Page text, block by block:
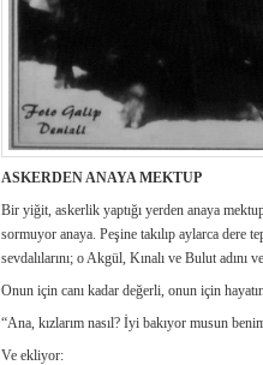
ASKERDEN ANAYA MEKTUP
Bir yiğit, askerlik yaptığı yerden anaya
sormuyor anaya. Peşine takılıp aylarca dere
sevdalılarını; o Akgül, Kınalı ve Bulut adını
Onun için canı kadar değerli, onun için
“Ana, kızlarım nasıl? İyi bakıyor musun
Ve ekliyor: